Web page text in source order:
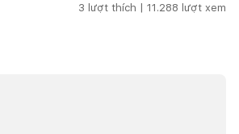
3 lượt thích | 11.288 lượt xem